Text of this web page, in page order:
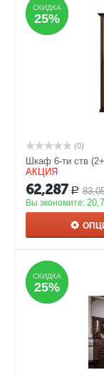
СКИДКА
25%
СКИДКА
25%
(0)
Шкаф 6-ти ств
АКЦИЯ
62,287 Р
Вы экономите:
СКИДКА
25%
СКИДКА
25%